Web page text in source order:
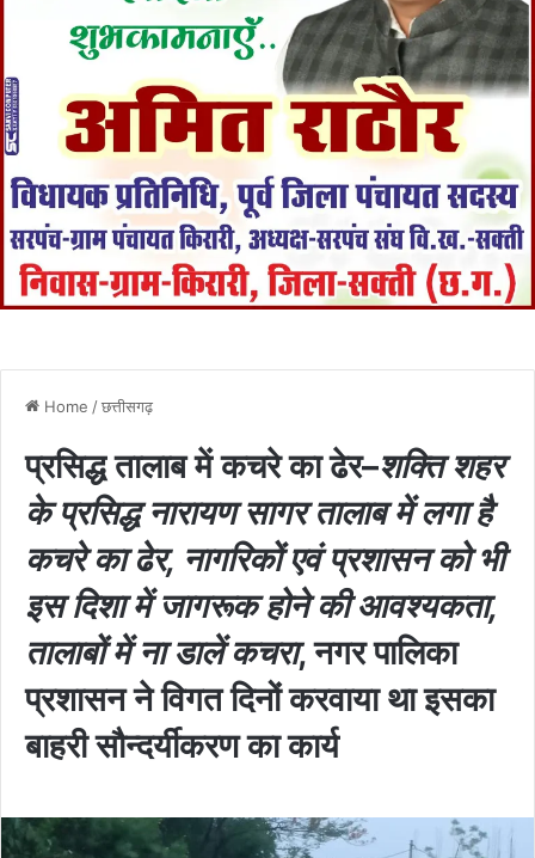
Home /छत्तीसगढ़
प्रसिद्ध तालाब में कचरे का ढेर–शक्ति शहर
के प्रसिद्ध नारायण सागर तालाब में लगा है
कचरे का ढेर, नागरिकों एवं प्रशासन को भी
इस दिशा में जागरूक होने की आवश्यकता,
तालाबों में ना डालें कचरा, नगर पालिका
प्रशासन ने विगत दिनों करवाया था इसका
बाहरी सौन्दर्यीकरण का कार्य